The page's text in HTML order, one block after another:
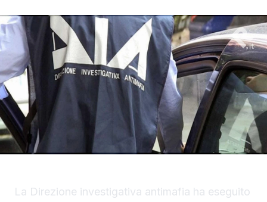
La Direzione investigativa antimafia ha eseguito